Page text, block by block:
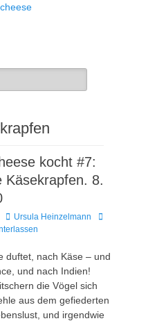
kocht #7:
Käsekrapfen. 8.
AutorUrsula Heinzelmann
duftet, nach Käse – und
und nach Indien!
die Vögel sich
aus dem gefiederten
und irgendwie